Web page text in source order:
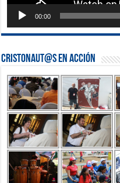
00:00
Cristonaut@s en Acción